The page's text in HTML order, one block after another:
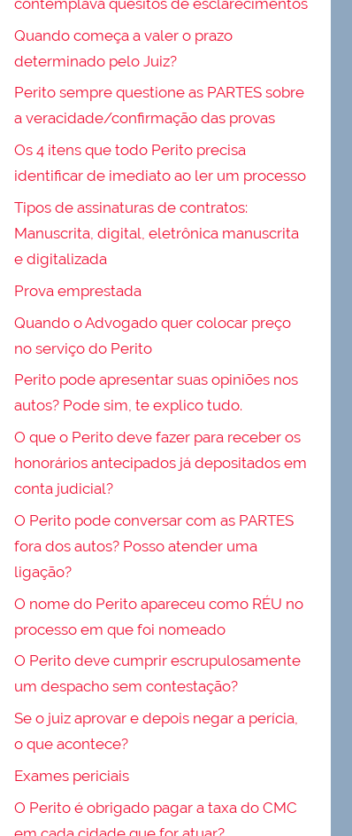
Quando começa a valer o prazo
determinado pelo Juiz?
Perito sempre questione as PARTES sobre
a veracidade/confirmação das provas
Os 4 itens que todo Perito precisa
identificar de imediato ao ler um processo
Tipos de assinaturas de contratos:
Manuscrita, digital, eletrônica manuscrita
e digitalizada
Prova emprestada
Quando o Advogado quer colocar preço
no serviço do Perito
Perito pode apresentar suas opiniões nos
autos? Pode sim, te explico tudo.
O que o Perito deve fazer para receber os
honorários antecipados já depositados em
conta judicial?
O Perito pode conversar com as PARTES
fora dos autos? Posso atender uma
ligação?
O nome do Perito apareceu como RÉU no
processo em que foi nomeado
O Perito deve cumprir escrupulosamente
um despacho sem contestação?
Se o juiz aprovar e depois negar a perícia,
o que acontece?
Exames periciais
O Perito é obrigado pagar a taxa do CMC